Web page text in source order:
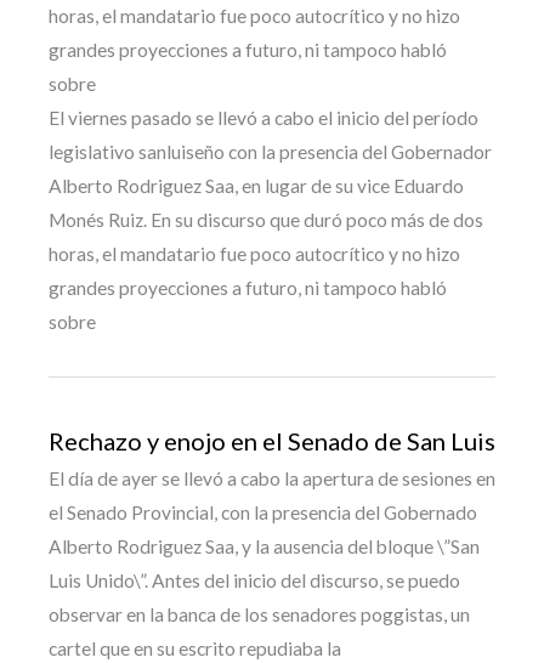
horas, el mandatario fue poco autocrítico y no hizo
grandes proyecciones a futuro, ni tampoco habló
sobre
El viernes pasado se llevó a cabo el inicio del período
legislativo sanluiseño con la presencia del Gobernador
Alberto Rodriguez Saa, en lugar de su vice Eduardo
Monés Ruiz. En su discurso que duró poco más de dos
horas, el mandatario fue poco autocrítico y no hizo
grandes proyecciones a futuro, ni tampoco habló
sobre
Rechazo y enojo en el Senado de San Luis
El día de ayer se llevó a cabo la apertura de sesiones en
el Senado Provincial, con la presencia del Gobernado
Alberto Rodriguez Saa, y la ausencia del bloque \”San
Luis Unido\”. Antes del inicio del discurso, se puedo
observar en la banca de los senadores poggistas, un
cartel que en su escrito repudiaba la